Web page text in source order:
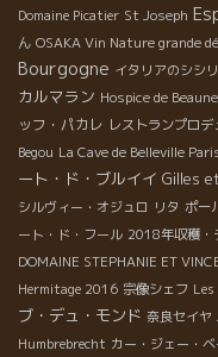
Domaine Picatier St Joseph
ん OSAKA Vin Nature grande
Bourgogne イタリアのシシ
カルマラン Hospice de Beaune
ッフ・パカレ レストランプロ
Begou La Cave de Belleville
ート・ド・ブルイイ Gilles
シルヴィー・オジュロ リタ ポー
ート・ド・フール 2018年収穫・
DOMAINE STEPHANIE ET
Hermitage 2016 宗像シェフ Les
ブ・デュ・モンド 奈良セイヤ
Humbrebrecht カー・ジェー・ベ